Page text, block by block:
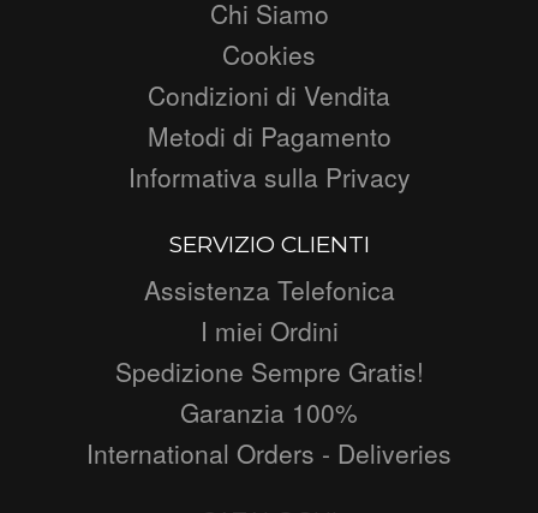
Chi Siamo
Cookies
Condizioni di Vendita
Metodi di Pagamento
Informativa sulla Privacy
SERVIZIO CLIENTI
Assistenza Telefonica
I miei Ordini
Spedizione Sempre Gratis!
Garanzia 100%
International Orders - Deliveries